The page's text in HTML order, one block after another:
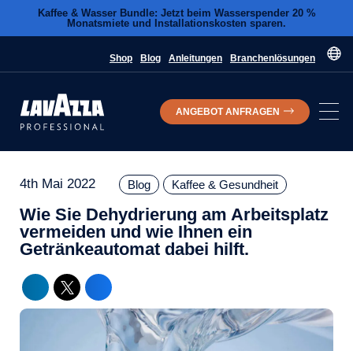
Kaffee & Wasser Bundle: Jetzt beim Wasserspender 20 %
Monatsmiete und Installationskosten sparen.
Shop Blog Anleitungen Branchenlösungen
ANGEBOT ANFRAGEN
4th Mai 2022 Blog Kaffee & Gesundheit
Wie Sie Dehydrierung am Arbeitsplatz
vermeiden und wie Ihnen ein
Getränkeautomat dabei hilft.